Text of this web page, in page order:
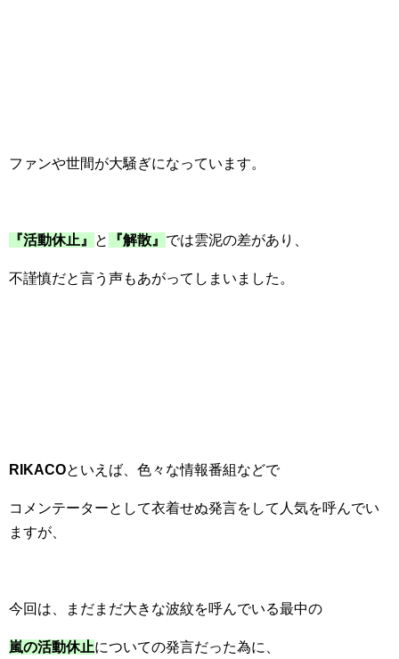
ファンや世間が大騒ぎになっています。
『活動休止』 と 『解散』 では雲泥の差があり、
不謹慎だと言う声もあがってしまいました。
RIKACOといえば、色々な情報番組などで
コメンテーターとして衣着せぬ発言をして人気を呼んでい
ますが、
今回は、まだまだ大きな波紋を呼んでいる最中の
嵐の活動休止についての発言だった為に、